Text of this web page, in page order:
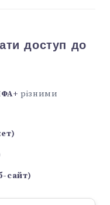
доступ до
різними
сайт)